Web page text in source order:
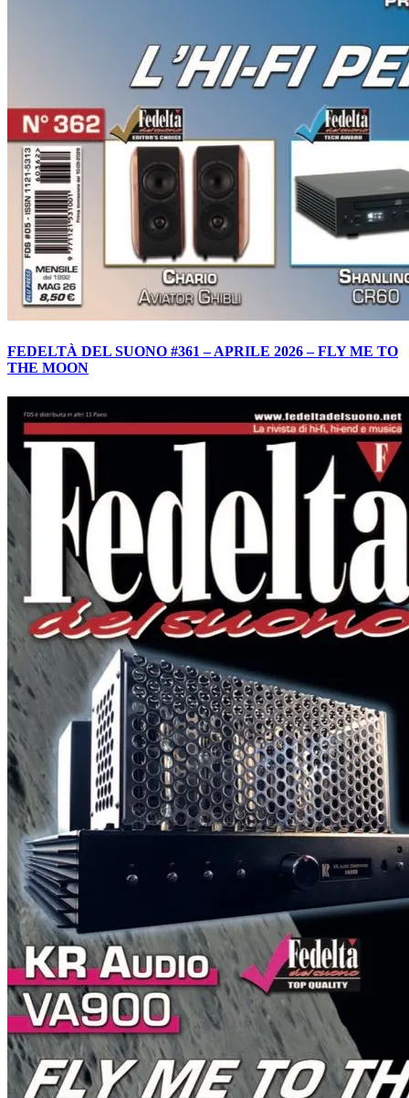
FEDELTÀ DEL SUONO #361 – APRILE 2026 – FLY ME TO
THE MOON